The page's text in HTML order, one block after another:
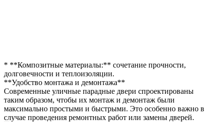
* **Композитные материалы:** сочетание прочности,
долговечности и теплоизоляции.
**Удобство монтажа и демонтажа**
Современные уличные парадные двери спроектированы
таким образом, чтобы их монтаж и демонтаж были
максимально простыми и быстрыми. Это особенно важно в
случае проведения ремонтных работ или замены дверей.